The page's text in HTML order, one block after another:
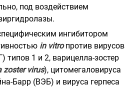
под воздействием
ингибитором
in vitroпротив вирусов
типов 1 и 2, варицелла-зостер
zoster virus), цитомегаловируса
Барр (ВЭБ) и вируса герпеса